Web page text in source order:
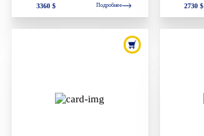
3360 $ Подробнее 2730 $